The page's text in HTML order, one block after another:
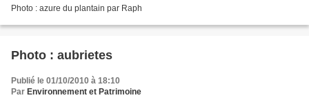
Photo : azure du plantain par Raph
Photo : aubrietes
Publié le 01/10/2010 à 18:10
Par Environnement et Patrimoine